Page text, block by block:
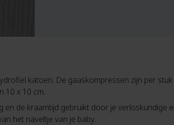
katoen. De gaaskompressen zijn per
10 x 10 cm.
en de kraamtijd gebruikt door je verloskundige
het naveltje van je baby.